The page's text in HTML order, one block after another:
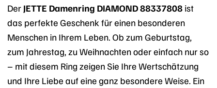
Der JETTE Damenring DIAMOND 88337808 ist
das perfekte Geschenk für einen besonderen
Menschen in Ihrem Leben. Ob zum Geburtstag,
zum Jahrestag, zu Weihnachten oder einfach nur so
– mit diesem Ring zeigen Sie Ihre Wertschätzung
und Ihre Liebe auf eine ganz besondere Weise. Ein